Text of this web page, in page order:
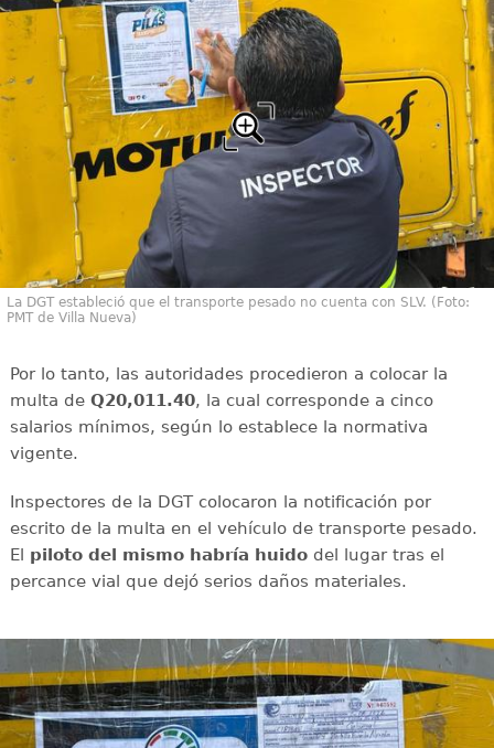
La DGT estableció que el transporte pesado no cuenta con SLV. (Foto:
PMT de Villa Nueva)
Por lo tanto, las autoridades procedieron a colocar la
multa de Q20,011.40, la cual corresponde a cinco
salarios mínimos, según lo establece la normativa
vigente.
Inspectores de la DGT colocaron la notificación por
escrito de la multa en el vehículo de transporte pesado.
El piloto del mismo habría huidodel lugar tras el
percance vial que dejó serios daños materiales.